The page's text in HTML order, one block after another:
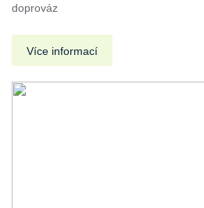
doprováz
Více informací